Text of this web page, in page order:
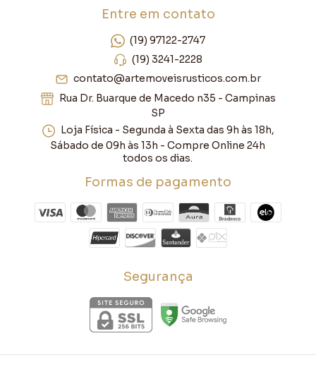
Entre em contato
(19) 97122-2747
(19) 3241-2228
contato@artemoveisrusticos.com.br
Rua Dr. Buarque de Macedo n35 - Campinas
SP
Loja Física - Segunda à Sexta das 9h às 18h,
Sábado de 09h às 13h - Compre Online 24h
todos os dias.
Formas de pagamento
Segurança